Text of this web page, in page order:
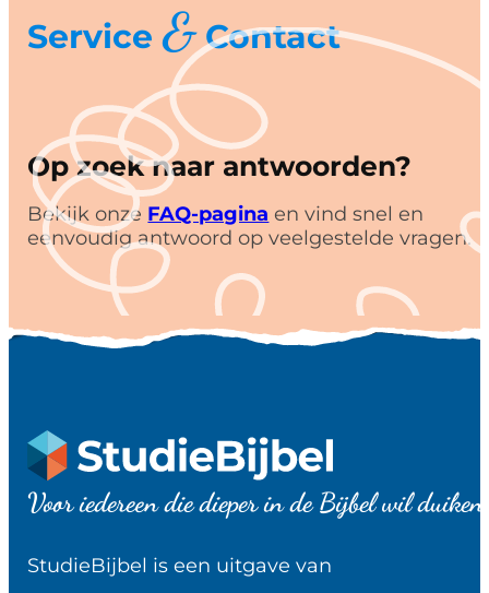
Service&Contact
Op zoek naar antwoorden?
Bekijk onze FAQ-pagina en vind snel en
eenvoudig antwoord op veelgestelde vragen.
Voor iedereen die dieper in de Bijbel wil
StudieBijbel is een uitgave van